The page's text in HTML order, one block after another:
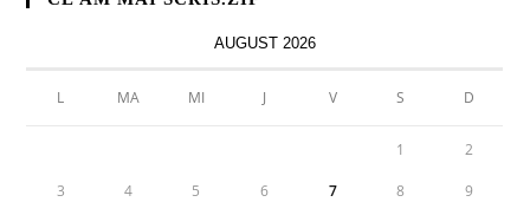
AUGUST 2026
L MA MI J V S D
1 2
3 4 5 6 7 8 9